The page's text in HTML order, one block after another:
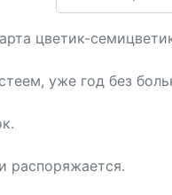
цветик-
уже год без